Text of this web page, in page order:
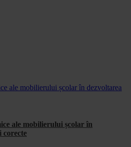
ale mobilierului școlar în dezvoltarea
ale mobilierului școlar în
corecte